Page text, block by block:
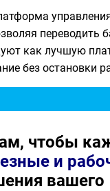
переводить
как лучшую
без остановки
чтобы
и
вашего